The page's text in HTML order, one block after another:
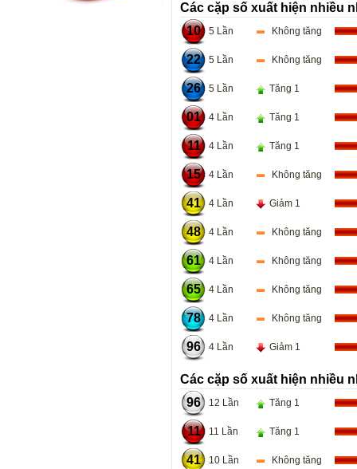
Các cặp số xuất hiện nhiều
10
5 Lần Không tăng
22 5 Lần Không tăng
26 5 Lần Tăng 1
01 4 Lần Tăng 1
11 4 Lần Tăng 1
15 4 Lần Không tăng
41 4 Lần Giảm 1
48 4 Lần Không tăng
61 4 Lần Không tăng
65 4 Lần Không tăng
78 4 Lần Không tăng
96 4 Lần Giảm 1
Các cặp số xuất hiện nhiều
96
12 Lần Tăng 1
11 11 Lần Tăng 1
41 10 Lần Không tăng